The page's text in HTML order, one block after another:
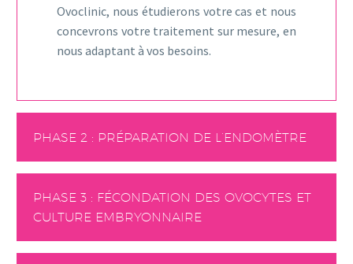
Ovoclinic, nous étudierons votre cas et nous
concevrons votre traitement sur mesure, en
nous adaptant à vos besoins.
PHASE 2 : PRÉPARATION DE L’ENDOMÈTRE
PHASE 3 : FÉCONDATION DES OVOCYTES ET
CULTURE EMBRYONNAIRE